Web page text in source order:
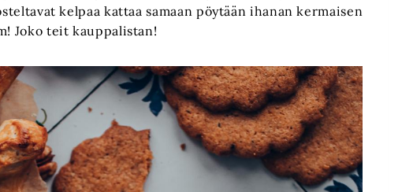
kelpaa kattaa samaan pöytään ihanan kermaisen
Joko teit kauppalistan!